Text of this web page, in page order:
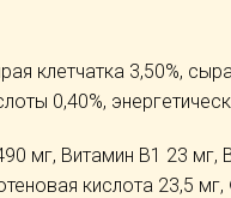
клетчатка 3,50%,
0,40%,
мг, Витамин B1 23 мг,
кислота 23,5